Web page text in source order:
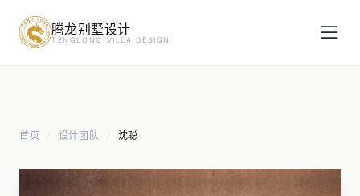
腾龙别墅设计
TENGLONG VILLA DESIGN
首页 设计团队 沈聪
预约设计咨询